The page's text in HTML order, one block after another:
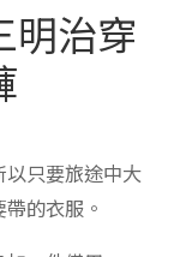
明治穿
只要旅途中大
的衣服。